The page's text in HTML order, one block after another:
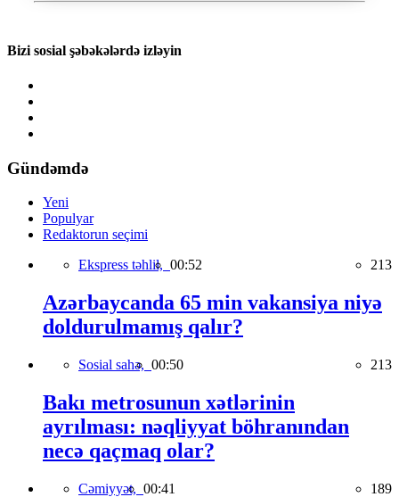
Bizi sosial şəbəkələrdə izləyin
Gündəmdə
Yeni
Populyar
Redaktorun seçimi
Ekspress təhlil, 00:52 213
Azərbaycanda 65 min vakansiya niyə
doldurulmamış qalır?
Sosial sahə, 00:50 213
Bakı metrosunun xətlərinin
ayrılması: nəqliyyat böhranından
necə qaçmaq olar?
Cəmiyyət, 00:41 189